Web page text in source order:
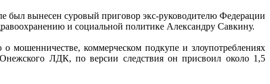
был вынесен суровый приговор экс-руководителю Федерации
и социальной политике Александру Савкину.
о мошенничестве, коммерческом подкупе и злоупотреблениях
ЛДК, по версии следствия он присвоил около 1,5